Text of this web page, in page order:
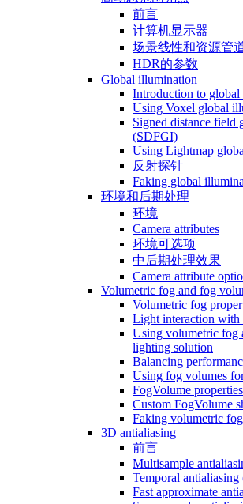
前言
计算机显示器
场景线性和资源管
HDR的参数
Global illumination
Introduction to
Using Voxel global
Signed distance field
(SDFGI)
Using Lightmap
反射探针
Faking global
环境和后期处理
环境
Camera attributes
环境可选项
中后期处理效果
Camera attribute
Volumetric fog and fog
Volumetric fog
Light interaction
Using volumetric fog
lighting solution
Balancing
Using fog volumes
FogVolume properties
Custom FogVolume
Faking volumetric
3D antialiasing
前言
Multisample
Temporal
Fast approximate